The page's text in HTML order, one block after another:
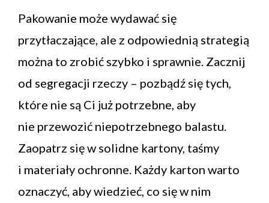
Pakowanie może wydawać się
przytłaczające, ale z odpowiednią strategią
można to zrobić szybko i sprawnie. Zacznij
od segregacji rzeczy – pozbądź się tych,
które nie są Ci już potrzebne, aby
nie przewozić niepotrzebnego balastu.
Zaopatrz się w solidne kartony, taśmy
i materiały ochronne. Każdy karton warto
oznaczyć, aby wiedzieć, co się w nim